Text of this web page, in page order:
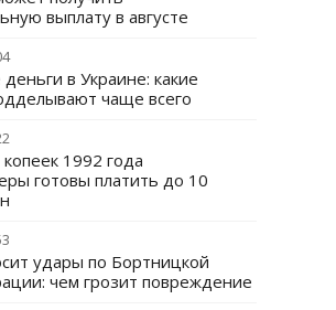
выплату в августе
в Украине: какие
чаще всего
1992 года
готовы платить до 10
удары по Бортницкой
чем грозит повреждение